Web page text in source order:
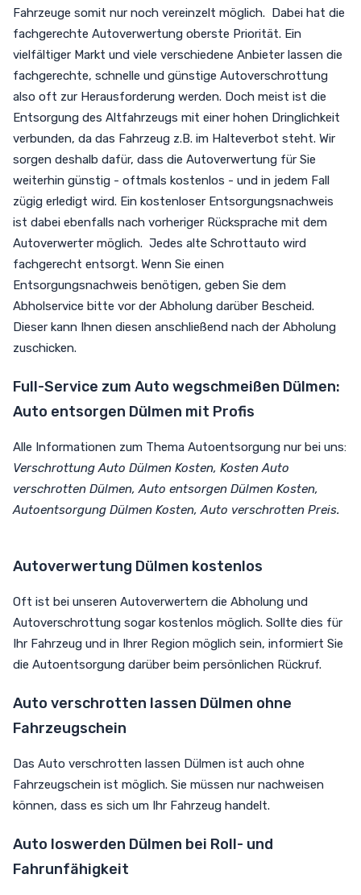
Fahrzeuge somit nur noch vereinzelt möglich. Dabei hat die
fachgerechte Autoverwertung oberste Priorität. Ein
vielfältiger Markt und viele verschiedene Anbieter lassen die
fachgerechte, schnelle und günstige Autoverschrottung
also oft zur Herausforderung werden. Doch meist ist die
Entsorgung des Altfahrzeugs mit einer hohen Dringlichkeit
verbunden, da das Fahrzeug z.B. im Halteverbot steht. Wir
sorgen deshalb dafür, dass die Autoverwertung für Sie
weiterhin günstig - oftmals kostenlos - und in jedem Fall
zügig erledigt wird. Ein kostenloser Entsorgungsnachweis
ist dabei ebenfalls nach vorheriger Rücksprache mit dem
Autoverwerter möglich. Jedes alte Schrottauto wird
fachgerecht entsorgt. Wenn Sie einen
Entsorgungsnachweis benötigen, geben Sie dem
Abholservice bitte vor der Abholung darüber Bescheid.
Dieser kann Ihnen diesen anschließend nach der Abholung
zuschicken.
Full-Service zum Auto wegschmeißen Dülmen:
Auto entsorgen Dülmen mit Profis
Alle Informationen zum Thema Autoentsorgung nur bei uns:
Verschrottung Auto Dülmen Kosten, Kosten Auto
verschrotten Dülmen, Auto entsorgen Dülmen Kosten,
Autoentsorgung Dülmen Kosten, Auto verschrotten Preis.
Autoverwertung Dülmen kostenlos
Oft ist bei unseren Autoverwertern die Abholung und
Autoverschrottung sogar kostenlos möglich. Sollte dies für
Ihr Fahrzeug und in Ihrer Region möglich sein, informiert Sie
die Autoentsorgung darüber beim persönlichen Rückruf.
Auto verschrotten lassen Dülmen ohne
Fahrzeugschein
Das Auto verschrotten lassen Dülmen ist auch ohne
Fahrzeugschein ist möglich. Sie müssen nur nachweisen
können, dass es sich um Ihr Fahrzeug handelt.
Auto loswerden Dülmen bei Roll- und
Fahrunfähigkeit